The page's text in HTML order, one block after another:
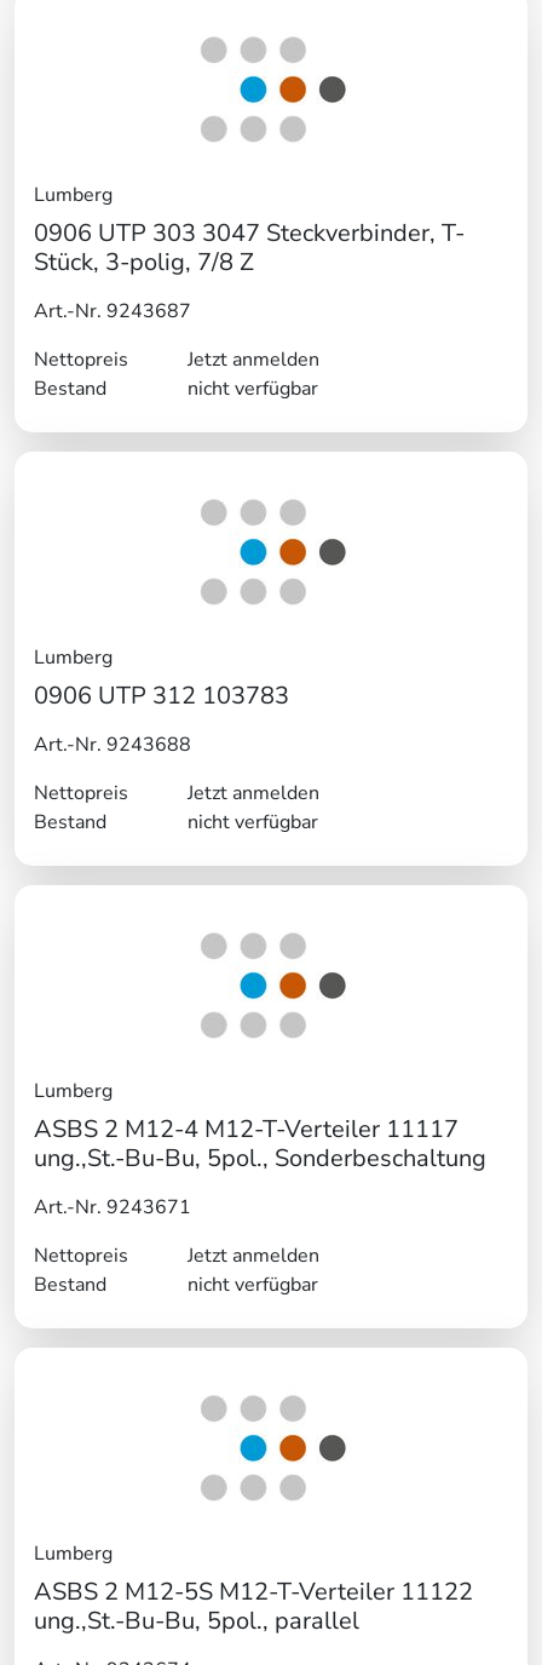
Lumberg
0906 UTP 303 3047 Steckverbinder, T-
Stück, 3-polig, 7/8 Z
Art.-Nr. 9243687
Nettopreis
Jetzt anmelden
Bestand
nicht verfügbar
Lumberg
0906 UTP 312 103783
Art.-Nr. 9243688
Nettopreis
Jetzt anmelden
Bestand
nicht verfügbar
Lumberg
ASBS 2 M12-4 M12-T-Verteiler 11117
ung.,St.-Bu-Bu, 5pol., Sonderbeschaltung
Art.-Nr. 9243671
Nettopreis
Jetzt anmelden
Bestand
nicht verfügbar
Lumberg
ASBS 2 M12-5S M12-T-Verteiler 11122
ung.,St.-Bu-Bu, 5pol., parallel